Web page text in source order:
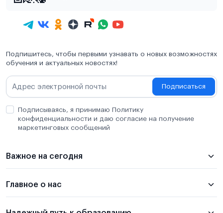
Подпишитесь, чтобы первыми узнавать о новых возможностях
обучения и актуальных новостях!
Подписаться
Подписываясь, я принимаю Политику
конфиденциальности и даю согласие на получение
маркетинговых сообщений
Важное на сегодня
Главное о нас